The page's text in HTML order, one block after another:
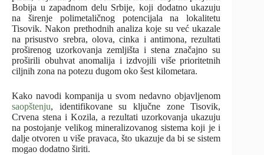
Bobija u zapadnom delu Srbije, koji dodatno ukazuju
na širenje polimetaličnog potencijala na lokalitetu
Tisovik. Nakon prethodnih analiza koje su već ukazale
na prisustvo srebra, olova, cinka i antimona, rezultati
proširenog uzorkovanja zemljišta i stena značajno su
proširili obuhvat anomalija i izdvojili više prioritetnih
ciljnih zona na potezu dugom oko šest kilometara.
Kako navodi kompanija u svom nedavno objavljenom
saopštenju, identifikovane su ključne zone Tisovik,
Crvena stena i Kozila, a rezultati uzorkovanja ukazuju
na postojanje velikog mineralizovanog sistema koji je i
dalje otvoren u više pravaca, što ukazuje da bi se sistem
mogao dodatno širiti.